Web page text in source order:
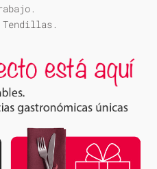
Tendillas.